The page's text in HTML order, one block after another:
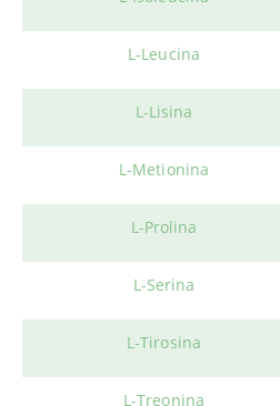
L-Leucina
L-Lisina
L-Metionina
L-Prolina
L-Serina
L-Tirosina
L-Treonina